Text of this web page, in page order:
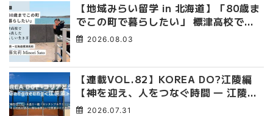
【地域みらい留学 in 北海道】「80歳ま
でこの町で暮らしたい」 標津高校で踏
み出した、私らしい生き方
2026.08.03
【連載VOL.82】KOREA DO?江陵編
【神を迎え、人をつなぐ時間 ― 江陵端
午祭 】
2026.07.31